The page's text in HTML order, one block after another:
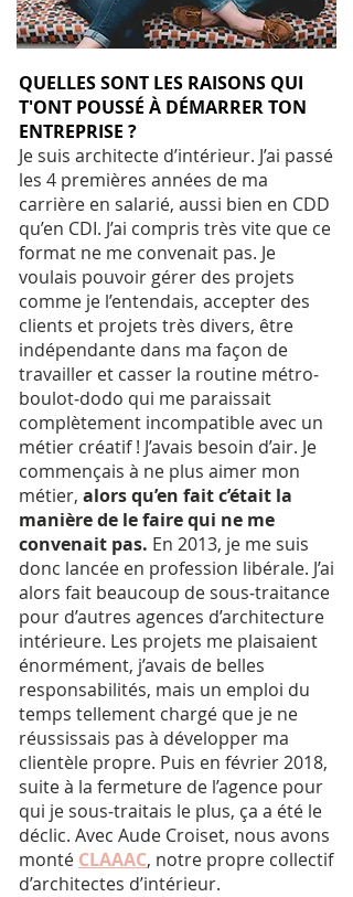
QUELLES SONT LES RAISONS QUI
T'ONT POUSSÉ À DÉMARRER TON
ENTREPRISE ?
Je suis architecte d’intérieur. J’ai passé
les 4 premières années de ma
carrière en salarié, aussi bien en CDD
qu’en CDI. J’ai compris très vite que ce
format ne me convenait pas. Je
voulais pouvoir gérer des projets
comme je l’entendais, accepter des
clients et projets très divers, être
indépendante dans ma façon de
travailler et casser la routine métro‐
boulot‐dodo qui me paraissait
complètement incompatible avec un
métier créatif ! J’avais besoin d’air. Je
commençais à ne plus aimer mon
métier, alors qu’en fait c’était la
manière de le faire qui ne me
convenait pas. En 2013, je me suis
donc lancée en profession libérale. J’ai
alors fait beaucoup de sous‐traitance
pour d’autres agences d’architecture
intérieure. Les projets me plaisaient
énormément, j’avais de belles
responsabilités, mais un emploi du
temps tellement chargé que je ne
réussissais pas à développer ma
clientèle propre. Puis en février 2018,
suite à la fermeture de l’agence pour
qui je sous‐traitais le plus, ça a été le
déclic. Avec Aude Croiset, nous avons
monté CLAAAC, notre propre collectif
d’architectes d’intérieur.